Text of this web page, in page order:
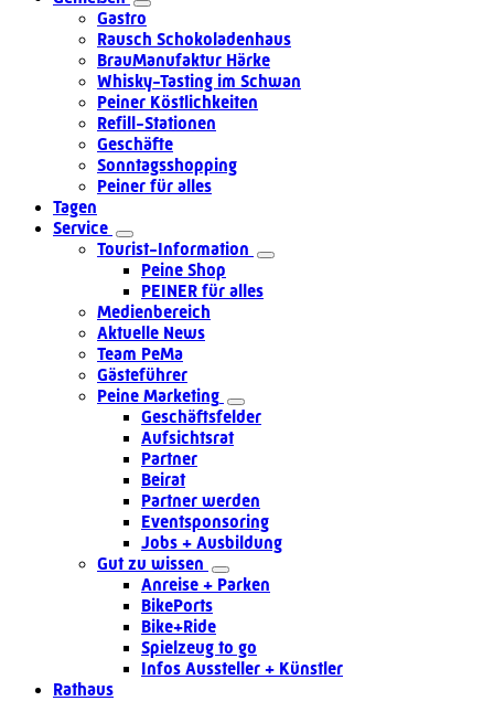
Gastro
Rausch Schokoladenhaus
BrauManufaktur Härke
Whisky-Tasting im Schwan
Peiner Köstlichkeiten
Refill-Stationen
Geschäfte
Sonntagsshopping
Peiner für alles
Tagen
Service
Tourist-Information
Peine Shop
PEINER für alles
Medienbereich
Aktuelle News
Team PeMa
Gästeführer
Peine Marketing
Geschäftsfelder
Aufsichtsrat
Partner
Beirat
Partner werden
Eventsponsoring
Jobs + Ausbildung
Gut zu wissen
Anreise + Parken
BikePorts
Bike+Ride
Spielzeug to go
Infos Aussteller + Künstler
Rathaus